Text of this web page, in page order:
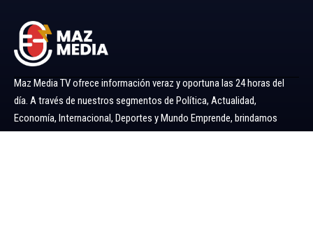
Maz Media TV ofrece información veraz y oportuna las 24 horas del
día. A través de nuestros segmentos de Política, Actualidad,
Economía, Internacional, Deportes y Mundo Emprende, brindamos
noticias y análisis confiables para mantenerlo siempre informado.